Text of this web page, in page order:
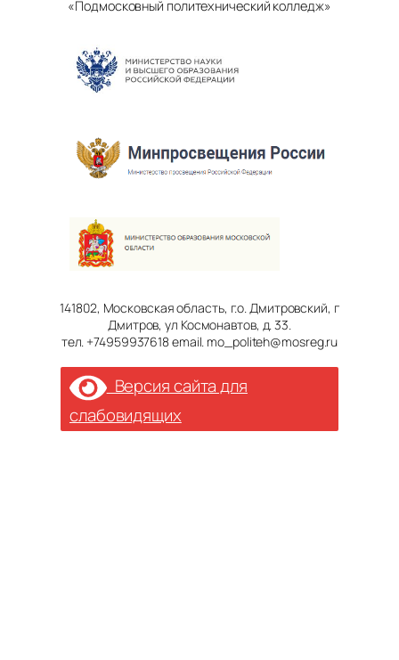
«Подмосковный политехнический колледж»
141802, Московская область, г.о. Дмитровский, г
Дмитров, ул Космонавтов, д. 33.
тел. +74959937618 email. mo_politeh@mosreg.ru
Версия сайта для
слабовидящих